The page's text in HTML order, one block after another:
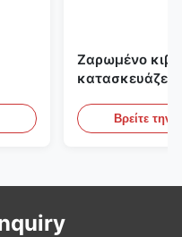
Ζαρωμένο
κατασκευάζει
το ζαρωμένο
Βρείτε την